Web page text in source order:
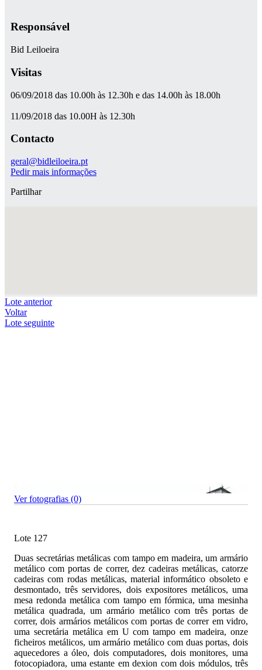
Responsável
Bid Leiloeira
Visitas
06/09/2018 das 10.00h às 12.30h e das 14.00h às 18.00h
11/09/2018 das 10.00H às 12.30h
Contacto
geral@bidleiloeira.pt
Pedir mais informações
Partilhar
Lote anterior
Voltar
Lote seguinte
Ver fotografias (0)
Lote 127
Duas secretárias metálicas com tampo em madeira, um armário
metálico com portas de correr, dez cadeiras metálicas, catorze
cadeiras com rodas metálicas, material informático obsoleto e
desmontado, três servidores, dois expositores metálicos, uma
mesa redonda metálica com tampo em fórmica, uma mesinha
metálica quadrada, um armário metálico com três portas de
correr, dois armários metálicos com portas de correr em vidro,
uma secretária metálica em U com tampo em madeira, onze
ficheiros metálicos, um armário metálico com duas portas, dois
aquecedores a óleo, dois computadores, dois monitores, uma
fotocopiadora, uma estante em dexion com dois módulos, três